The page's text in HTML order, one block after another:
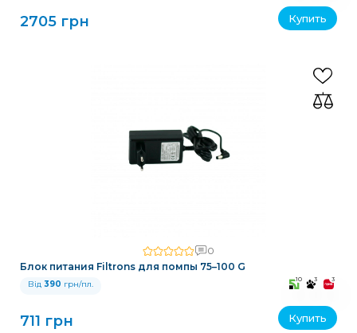
2705 грн Купить
0
Блок питания Filtrons для помпы 75–100 G
Від 390 грн/пл. 10 3 3
711 грн Купить